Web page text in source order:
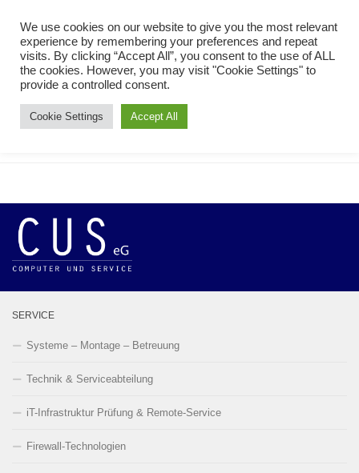
Zum Inhalt springen
SERVICE
Systeme – Montage – Betreuung
Technik & Serviceabteilung
iT-Infrastruktur Prüfung & Remote-Service
Firewall-Technologien
We use cookies on our website to give you the most relevant
experience by remembering your preferences and repeat
visits. By clicking “Accept All”, you consent to the use of ALL
the cookies. However, you may visit "Cookie Settings" to
provide a controlled consent.
Cookie Settings Accept All